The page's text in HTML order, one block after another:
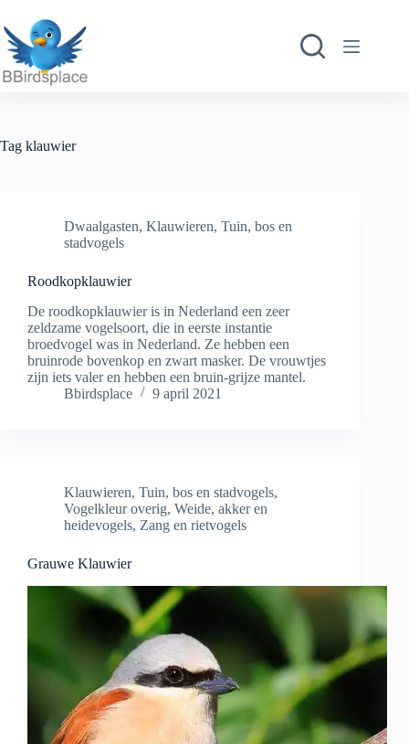
naar
de
inhoud
Tag klauwier
Dwaalgasten, Klauwieren, Tuin, bos en
stadvogels
Roodkopklauwier
De roodkopklauwier is in Nederland een zeer
zeldzame vogelsoort, die in eerste instantie
broedvogel was in Nederland. Ze hebben een
bruinrode bovenkop en zwart masker. De vrouwtjes
zijn iets valer en hebben een bruin-grijze mantel.
Bbirdsplace
9 april 2021
Klauwieren, Tuin, bos en stadvogels,
Vogelkleur overig, Weide, akker en
heidevogels, Zang en rietvogels
Grauwe Klauwier